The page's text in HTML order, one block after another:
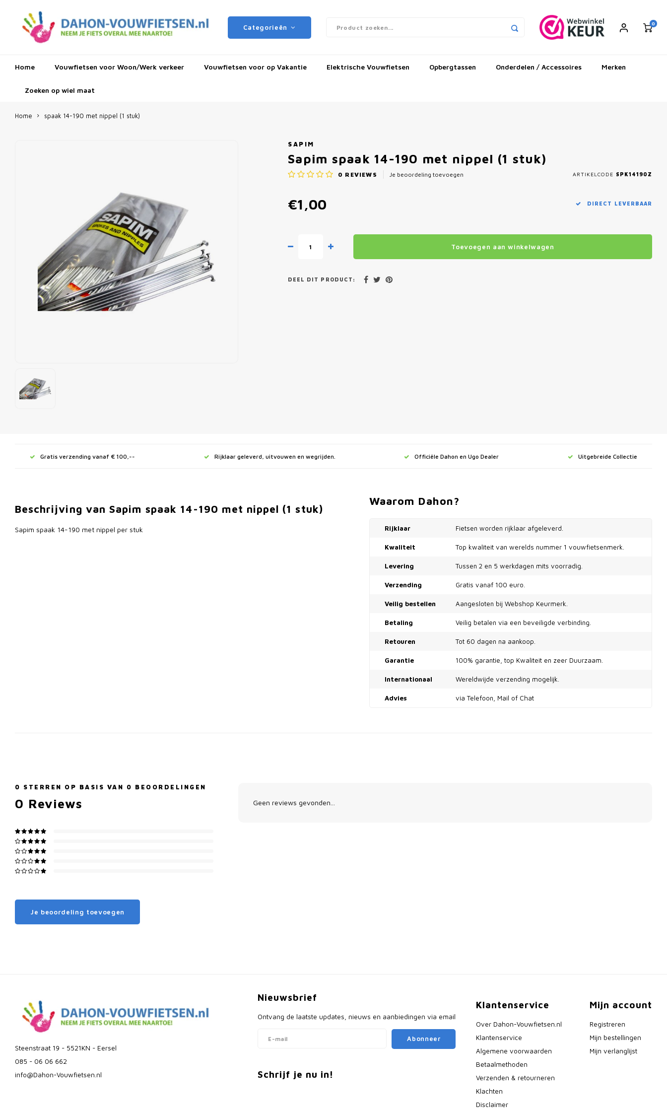
Categorieën
0
Home Vouwfietsen voor Woon/Werk verkeer Vouwfietsen voor op Vakantie Elektrische Vouwfietsen Opbergtassen Onderdelen / Accessoires Merken
Zoeken op wiel maat
Home spaak 14-190 met nippel (1 stuk)
SAPIM
Sapim spaak 14-190 met nippel (1 stuk)
0 REVIEWS Je beoordeling toevoegen ARTIKELCODE SPK14190Z
€1,00 DIRECT LEVERBAAR
Toevoegen aan winkelwagen
DEEL DIT PRODUCT:
Gratis verzending vanaf € 100,-- Rijklaar geleverd, uitvouwen en wegrijden. Officiële Dahon en Ugo Dealer Uitgebreide Collectie
Beschrijving van Sapim spaak 14-190 met nippel (1 stuk)
Sapim spaak 14-190 met nippel per stuk
Waarom Dahon?
Rijklaar Fietsen worden rijklaar afgeleverd.
Kwaliteit Top kwaliteit van werelds nummer 1 vouwfietsenmerk.
Levering Tussen 2 en 5 werkdagen mits voorradig.
Verzending Gratis vanaf 100 euro.
Veilig bestellen Aangesloten bij Webshop Keurmerk.
Betaling Veilig betalen via een beveiligde verbinding.
Retouren Tot 60 dagen na aankoop.
Garantie 100% garantie, top Kwaliteit en zeer Duurzaam.
Internationaal Wereldwijde verzending mogelijk.
Advies via Telefoon, Mail of Chat
0 STERREN OP BASIS VAN 0 BEOORDELINGEN
0 Reviews
Je beoordeling toevoegen
Geen reviews gevonden...
Steenstraat 19 - 5521KN - Eersel
085 - 06 06 662
info@Dahon-Vouwfietsen.nl
Nieuwsbrief
Ontvang de laatste updates, nieuws en aanbiedingen via email
Abonneer
Schrijf je nu in!
Klantenservice
Over Dahon-Vouwfietsen.nl
Klantenservice
Algemene voorwaarden
Betaalmethoden
Verzenden & retourneren
Klachten
Disclaimer
Mijn account
Registreren
Mijn bestellingen
Mijn verlanglijst